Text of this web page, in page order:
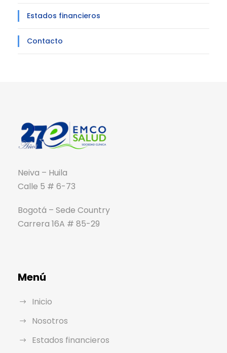
Estados financieros
Contacto
Neiva – Huila
Calle 5 # 6-73
Bogotá – Sede Country
Carrera 16A # 85-29
Menú
Inicio
Nosotros
Estados financieros